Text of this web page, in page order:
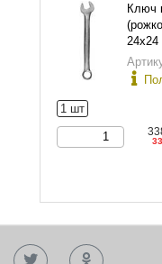
Ключ
24х24
1 шт